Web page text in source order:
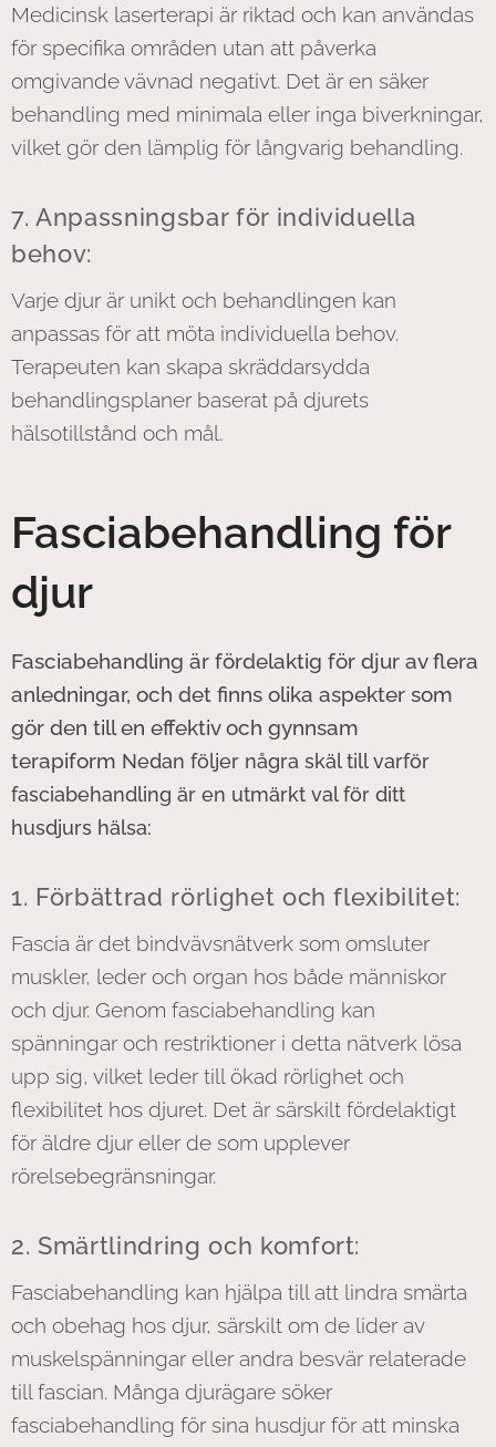
Medicinsk laserterapi är riktad och kan användas
för specifika områden utan att påverka
omgivande vävnad negativt. Det är en säker
behandling med minimala eller inga biverkningar,
vilket gör den lämplig för långvarig behandling.
7. Anpassningsbar för individuella
behov:
Varje djur är unikt och behandlingen kan
anpassas för att möta individuella behov.
Terapeuten kan skapa skräddarsydda
behandlingsplaner baserat på djurets
hälsotillstånd och mål.
Fasciabehandling för
djur
Fasciabehandling är fördelaktig för djur av flera
anledningar, och det finns olika aspekter som
gör den till en effektiv och gynnsam
terapiform Nedan följer några skäl till varför
fasciabehandling är en utmärkt val för ditt
husdjurs hälsa:
1. Förbättrad rörlighet och flexibilitet:
Fascia är det bindvävsnätverk som omsluter
muskler, leder och organ hos både människor
och djur. Genom fasciabehandling kan
spänningar och restriktioner i detta nätverk lösa
upp sig, vilket leder till ökad rörlighet och
flexibilitet hos djuret. Det är särskilt fördelaktigt
för äldre djur eller de som upplever
rörelsebegränsningar.
2. Smärtlindring och komfort:
Fasciabehandling kan hjälpa till att lindra smärta
och obehag hos djur, särskilt om de lider av
muskelspänningar eller andra besvär relaterade
till fascian. Många djurägare söker
fasciabehandling för sina husdjur för att minska